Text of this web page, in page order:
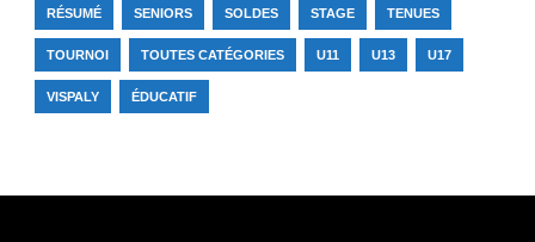
RÉSUMÉ SENIORS SOLDES STAGE TENUES
TOURNOI TOUTES CATÉGORIES U11 U13 U17
VISPALY ÉDUCATIF